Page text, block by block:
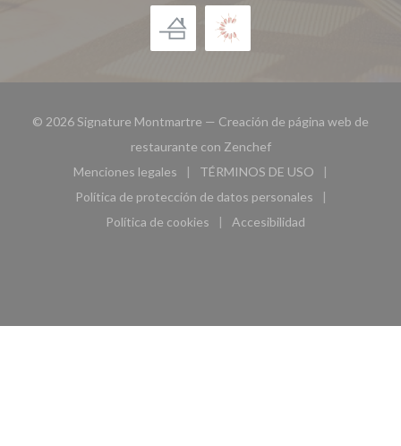
© 2026 Signature Montmartre — Creación de página web de
restaurante con Zenchef((abre en una nueva
Menciones legales
((abre en una nueva ventana))
TÉRMINOS DE USO
((abre en una nueva
Política de protección de datos personales
((abre en una nueva ventana))
Política de cookies
((abre en una nueva ventana))
Accesibilidad